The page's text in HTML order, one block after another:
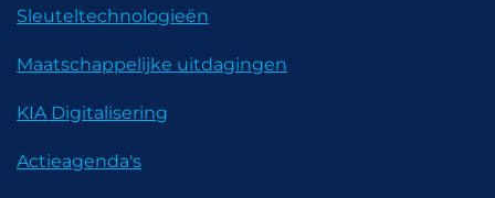
Sleuteltechnologieën
Maatschappelijke uitdagingen
KIA Digitalisering
Actieagenda's